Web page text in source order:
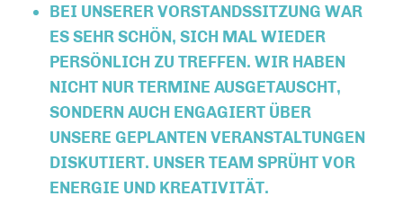
BEI UNSERER VORSTANDSSITZUNG WAR
ES SEHR SCHÖN, SICH MAL WIEDER
PERSÖNLICH ZU TREFFEN. WIR HABEN
NICHT NUR TERMINE AUSGETAUSCHT,
SONDERN AUCH ENGAGIERT ÜBER
UNSERE GEPLANTEN VERANSTALTUNGEN
DISKUTIERT. UNSER TEAM SPRÜHT VOR
ENERGIE UND KREATIVITÄT.